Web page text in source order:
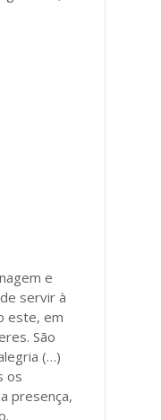
e
servir à
este, em
São
(…)
os
presença,